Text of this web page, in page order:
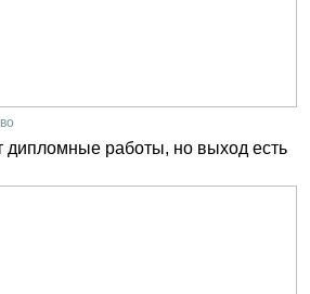
дипломные работы, но выход есть